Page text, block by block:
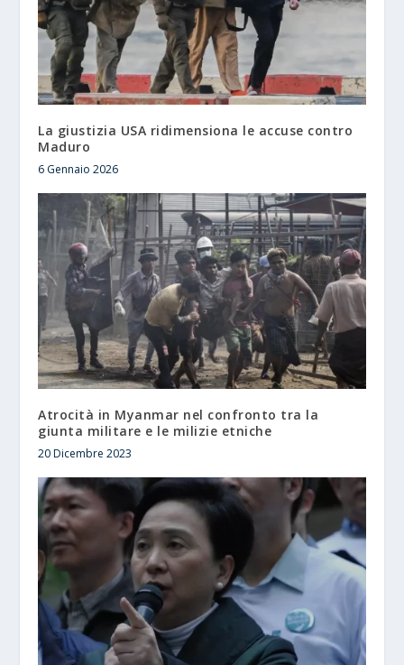
La giustizia USA ridimensiona le accuse contro
Maduro
6 Gennaio 2026
Atrocità in Myanmar nel confronto tra la
giunta militare e le milizie etniche
20 Dicembre 2023